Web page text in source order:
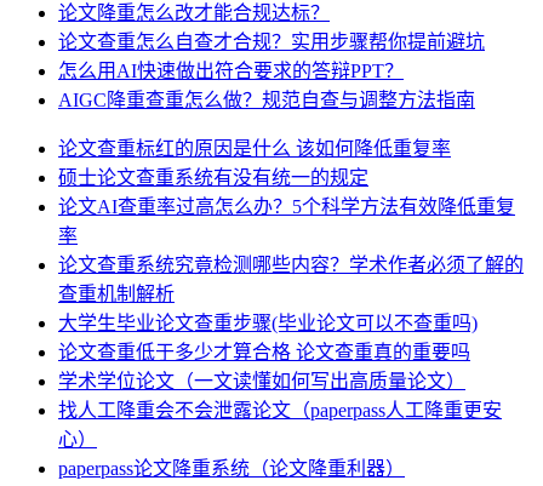
论文降重怎么改才能合规达标？
论文查重怎么自查才合规？实用步骤帮你提前避坑
怎么用AI快速做出符合要求的答辩PPT？
AIGC降重查重怎么做？规范自查与调整方法指南
论文查重标红的原因是什么 该如何降低重复率
硕士论文查重系统有没有统一的规定
论文AI查重率过高怎么办？5个科学方法有效降低重复
率
论文查重系统究竟检测哪些内容？学术作者必须了解的
查重机制解析
大学生毕业论文查重步骤(毕业论文可以不查重吗)
论文查重低于多少才算合格 论文查重真的重要吗
学术学位论文（一文读懂如何写出高质量论文）
找人工降重会不会泄露论文（paperpass人工降重更安
心）
paperpass论文降重系统（论文降重利器）